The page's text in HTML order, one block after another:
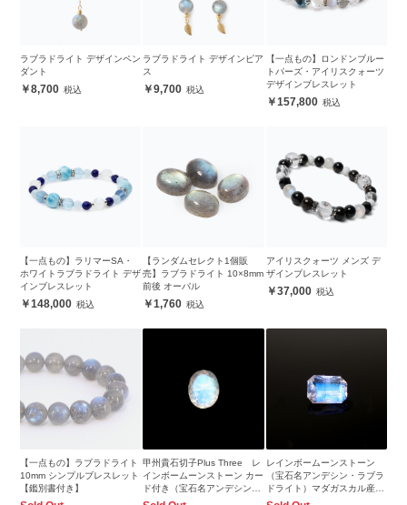
ラブラドライト デザインペン
ダント
8,700
ラブラドライト デザインピア
ス
9,700
【一点もの】ロンドンブルー
トパーズ・アイリスクォーツ
デザインブレスレット
157,800
【一点もの】ラリマーSA・
ホワイトラブラドライト デザ
インブレスレット
148,000
【ランダムセレクト1個販
売】ラブラドライト 10×8mm
前後 オーバル
1,760
アイリスクォーツ メンズ デ
ザインブレスレット
37,000
【一点もの】ラブラドライト
10mm シンプルブレスレット
【鑑別書付き】
甲州貴石切子Plus Three レ
インボームーンストーン カー
ド付き（宝石名アンデシン・
ラブラドライト）インド・ビ
レインボームーンストーン
（宝石名アンデシン・ラブラ
ドライト）マダガスカル産
0.47ct 識別済6.0x4.2mm前後